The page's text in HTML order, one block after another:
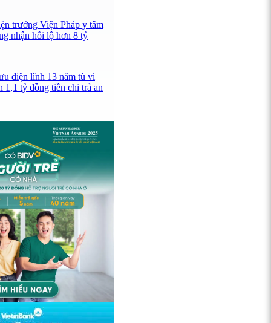
trưởng Viện Pháp y tâm
nhận hối lộ hơn 8 tỷ
điện lĩnh 13 năm tù vì
1,1 tỷ đồng tiền chi trả an